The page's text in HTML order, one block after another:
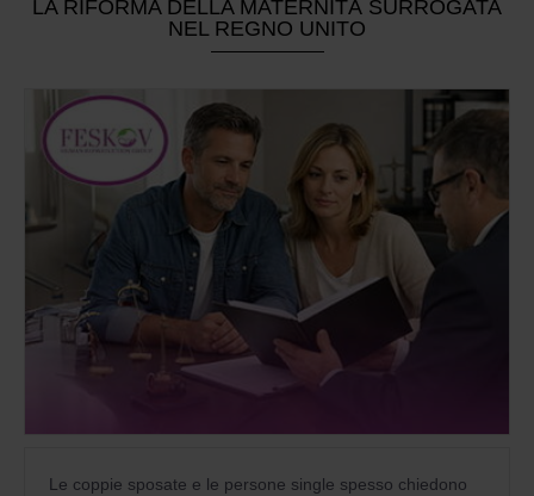
LA RIFORMA DELLA MATERNITÀ SURROGATA
NEL REGNO UNITO
Le coppie sposate e le persone single spesso chiedono